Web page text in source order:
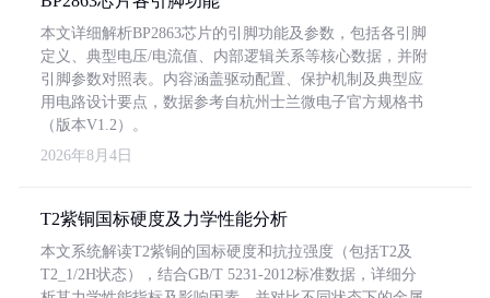
本文详细解析BP2863芯片的引脚功能及参数，包括各引脚
定义、典型电压/电流值、内部逻辑关系等核心数据，并附
引脚参数对照表。内容涵盖驱动配置、保护机制及典型应
用电路设计要点，数据参考自杭州士兰微电子官方规格书
（版本V1.2）。
2026年8月4日
T2紫铜国标硬度及力学性能分析
本文系统解读T2紫铜的国标硬度和抗拉强度（包括T2及
T2_1/2H状态），结合GB/T 5231-2012标准数据，详细分